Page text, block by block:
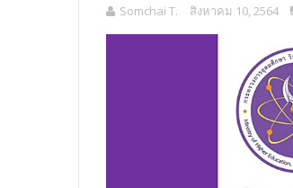
Somchai T. สิงหาคม 10, 2564